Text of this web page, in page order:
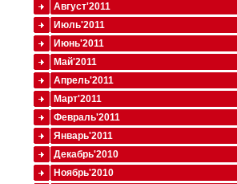
Август'2011
Июль'2011
Июнь'2011
Май'2011
Апрель'2011
Март'2011
Февраль'2011
Январь'2011
Декабрь'2010
Ноябрь'2010